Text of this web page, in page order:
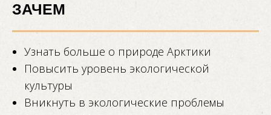
ЗАЧЕМ
Узнать больше о природе Арктики
Повысить уровень экологической
культуры
Вникнуть в экологические проблемы